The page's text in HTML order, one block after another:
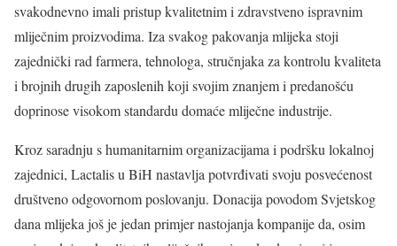
svakodnevno imali pristup kvalitetnim i zdravstveno ispravnim
mliječnim proizvodima. Iza svakog pakovanja mlijeka stoji
zajednički rad farmera, tehnologa, stručnjaka za kontrolu kvaliteta
i brojnih drugih zaposlenih koji svojim znanjem i predanošću
doprinose visokom standardu domaće mliječne industrije.
Kroz saradnju s humanitarnim organizacijama i podršku lokalnoj
zajednici, Lactalis u BiH nastavlja potvrđivati svoju posvećenost
društveno odgovornom poslovanju. Donacija povodom Svjetskog
dana mlijeka još je jedan primjer nastojanja kompanije da, osim